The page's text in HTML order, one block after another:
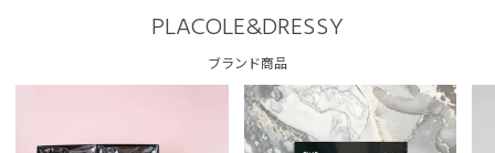
PLACOLE&DRESSY
ブランド商品